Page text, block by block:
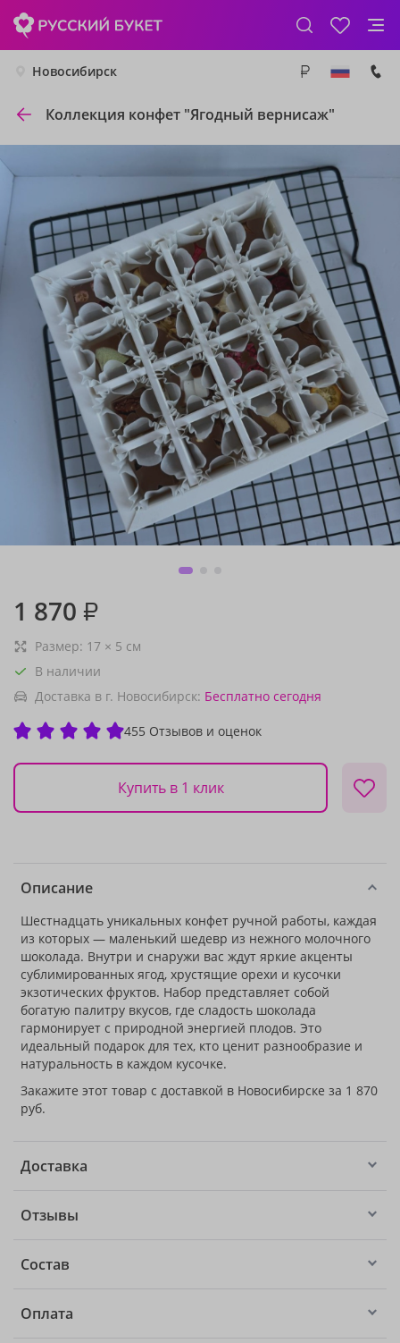
Новосибирск
Коллекция конфет "Ягодный вернисаж"
1 870 ₽
Размер: 17 × 5 см
В наличии
Доставка в г. Новосибирск: Бесплатно сегодня
455 Отзывов и оценок
Купить в 1 клик
Описание
Шестнадцать уникальных конфет ручной работы, каждая
из которых — маленький шедевр из нежного молочного
шоколада. Внутри и снаружи вас ждут яркие акценты
сублимированных ягод, хрустящие орехи и кусочки
экзотических фруктов. Набор представляет собой
богатую палитру вкусов, где сладость шоколада
гармонирует с природной энергией плодов. Это
идеальный подарок для тех, кто ценит разнообразие и
натуральность в каждом кусочке.
Закажите этот товар с доставкой в Новосибирске за 1 870
руб.
Доставка
Отзывы
Состав
Оплата